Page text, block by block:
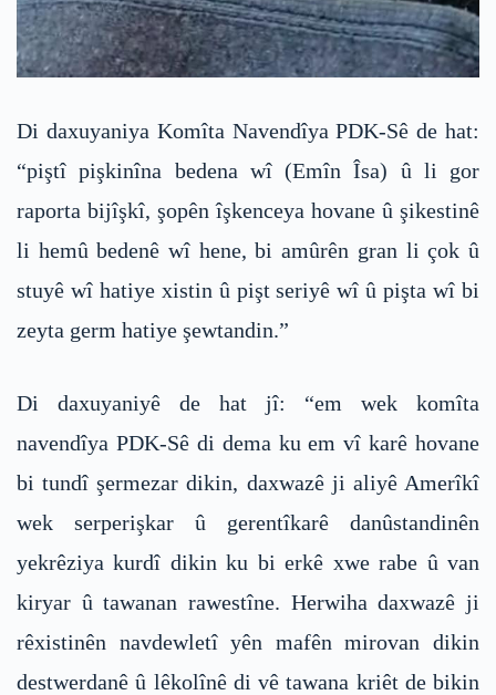
Di daxuyaniya Komîta Navendîya PDK-Sê de hat:
“piştî pişkinîna bedena wî (Emîn Îsa) û li gor
raporta bijîşkî, şopên îşkenceya hovane û şikestinê
li hemû bedenê wî hene, bi amûrên gran li çok û
stuyê wî hatiye xistin û pişt seriyê wî û pişta wî bi
zeyta germ hatiye şewtandin.”
Di daxuyaniyê de hat jî: “em wek komîta
navendîya PDK-Sê di dema ku em vî karê hovane
bi tundî şermezar dikin, daxwazê ji aliyê Amerîkî
wek serperişkar û gerentîkarê danûstandinên
yekrêziya kurdî dikin ku bi erkê xwe rabe û van
kiryar û tawanan rawestîne. Herwiha daxwazê ji
rêxistinên navdewletî yên mafên mirovan dikin
destwerdanê û lêkolînê di vê tawana kriêt de bikin